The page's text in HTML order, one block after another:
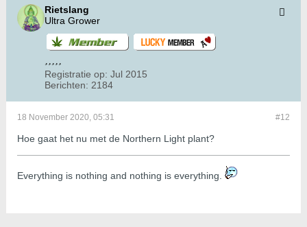
Rietslang
Ultra Grower
Registratie op: Jul 2015
Berichten: 2184
#12
18 November 2020, 05:31
Hoe gaat het nu met de Northern Light plant?
​​​​​​Everything is nothing and nothing is everything.